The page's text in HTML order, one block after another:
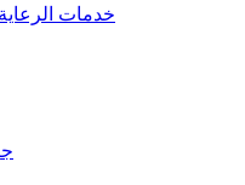
خدمات الرعاية